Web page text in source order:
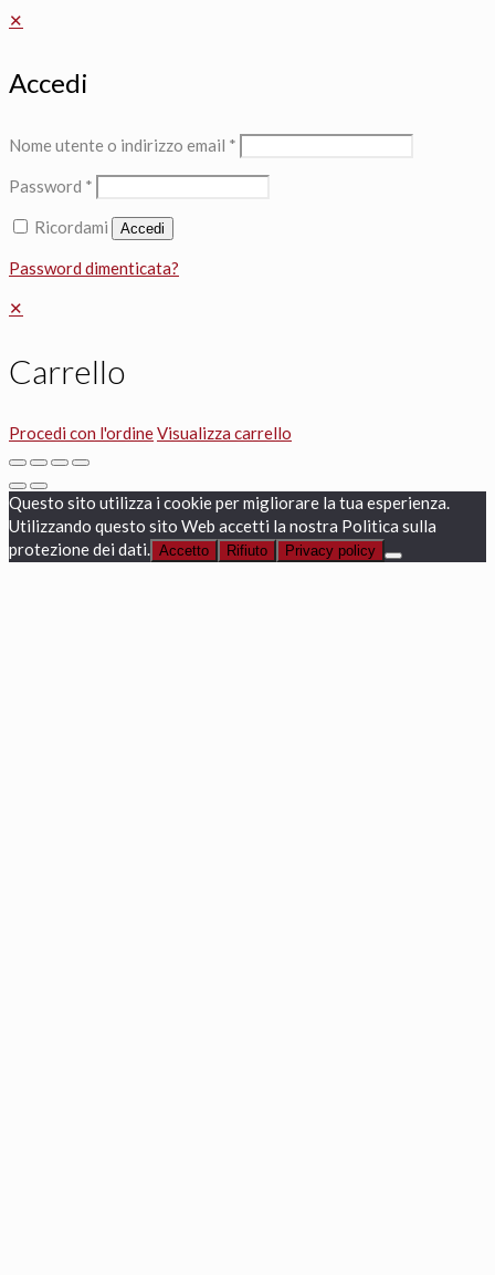
✕
Accedi
Nome utente o indirizzo email *
Password *
Ricordami Accedi
Password dimenticata?
✕
Carrello
Procedi con l'ordineVisualizza carrello
Questo sito utilizza i cookie per migliorare la tua esperienza.
Utilizzando questo sito Web accetti la nostra Politica sulla
protezione dei dati. Accetto Rifiuto Privacy policy